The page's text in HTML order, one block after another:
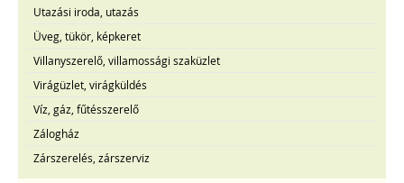
Utazási iroda, utazás
Üveg, tükör, képkeret
Villanyszerelő, villamossági szaküzlet
Virágüzlet, virágküldés
Víz, gáz, fűtésszerelő
Zálogház
Zárszerelés, zárszerviz